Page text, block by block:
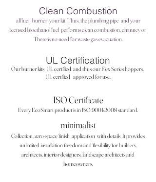
Clean Combustion
all fuel burner your kit Thus, the plumbing pipe and your
licensed bioethanol fuel performs clean combustion, chimney or
There is no need for waste gas evacuation.
UL Certification
Our burner kits UL certified and thus our Flex Series hoppers.
UL certified approved for use.
ISO Certificate
Every EcoSmart product is in ISO 9001:2008 standard.
minimalist
Collection, zero-space finish application with details It provides
unlimited installation freedom and flexibility for builders,
architects, interior designers, landscape architects and
homeowners.